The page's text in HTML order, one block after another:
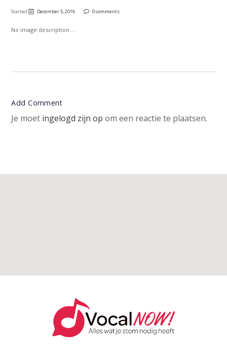
Started December 5, 2016 0 comments
No image description ...
Add Comment
Je moet ingelogd zijn op om een reactie te plaatsen.